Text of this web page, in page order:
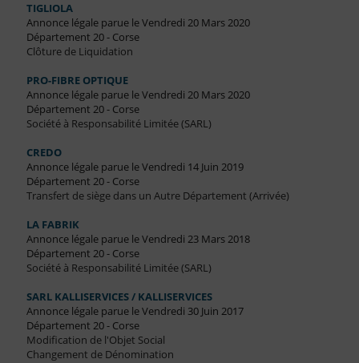
TIGLIOLA
Annonce légale parue le Vendredi 20 Mars 2020
Département 20 - Corse
Clôture de Liquidation
PRO-FIBRE OPTIQUE
Annonce légale parue le Vendredi 20 Mars 2020
Département 20 - Corse
Société à Responsabilité Limitée (SARL)
CREDO
Annonce légale parue le Vendredi 14 Juin 2019
Département 20 - Corse
Transfert de siège dans un Autre Département (Arrivée)
LA FABRIK
Annonce légale parue le Vendredi 23 Mars 2018
Département 20 - Corse
Société à Responsabilité Limitée (SARL)
SARL KALLISERVICES / KALLISERVICES
Annonce légale parue le Vendredi 30 Juin 2017
Département 20 - Corse
Modification de l'Objet Social
Changement de Dénomination